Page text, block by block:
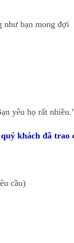
như bạn mong đợi
yêu họ rất
khách đã trao
cầu)